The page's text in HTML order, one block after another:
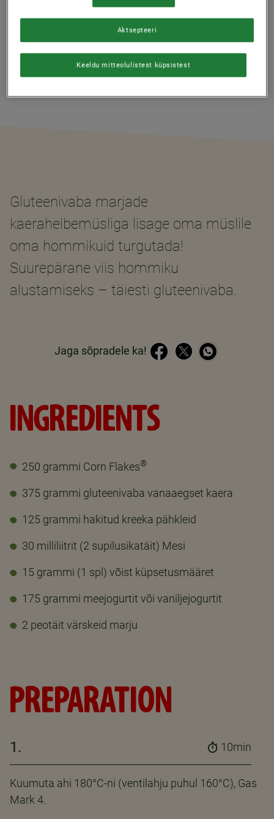
6
Gluteenivaba marjade
kaerahelbemüsliga lisage oma müslile
oma hommikuid turgutada!
Suurepärane viis hommiku
alustamiseks – täiesti gluteenivaba.
Jaga sõpradele ka!
INGREDIENTS
250 grammi Corn Flakes®
375 grammi gluteenivaba vanaaegset kaera
125 grammi hakitud kreeka pähkleid
30 milliliitrit (2 supilusikatäit) Mesi
15 grammi (1 spl) võist küpsetusmääret
175 grammi meejogurtit või vaniljejogurtit
2 peotäit värskeid marju
PREPARATION
1. 10min
Kuumuta ahi 180°C-ni (ventilahju puhul 160°C), Gas
Mark 4.
Keeldu mitteolulistest küpsistest
Aktsepteeri